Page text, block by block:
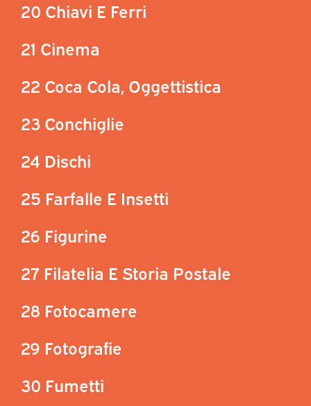
20 Chiavi E Ferri
21 Cinema
22 Coca Cola, Oggettistica
23 Conchiglie
24 Dischi
25 Farfalle E Insetti
26 Figurine
27 Filatelia E Storia Postale
28 Fotocamere
29 Fotografie
30 Fumetti